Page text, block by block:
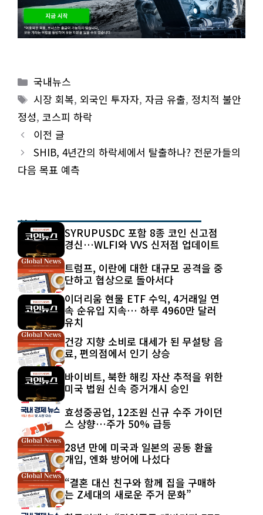
Categories
국내뉴스
Tags
시장 회복, 외국인 투자자, 자금 유출, 정치적 불안
정성, 코스피 하락
이전 글
SHIB, 4년간의 하락세에서 탈출하나? 전문가들의
다음 목표 예측
최신 글
SYRUPUSDC 포함 8종 코인 신고점
경신…WLFI와 VVS 신저점 업데이트
트럼프, 이란에 대한 대규모 공격을 중
단하고 협상으로 돌아서다
이더리움 현물 ETF 수익, 4거래일 연
속 순유입 지속… 하루 4960만 달러
유치
건강 지향 소비로 대세가 된 무설탕 음
료, 편의점에서 인기 상승
바이비트, 북한 해킹 자산 추적을 위한
미국 법원 신속 증거개시 승인
효성중공업, 12조원 신규 수주 가이던
스 상향…주가 50% 급등
28년 만에 미국과 일본의 공동 환율
개입, 엔화 방어에 나섰다
“결혼 대신 친구와 함께 집을 구매하
는 Z세대의 새로운 주거 문화”